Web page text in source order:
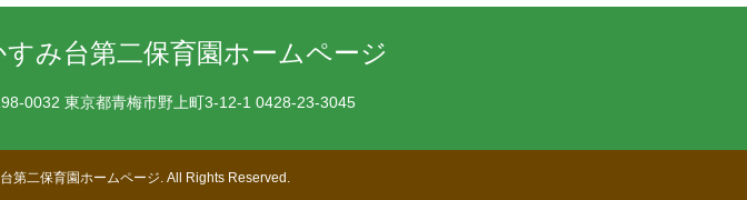
0032 東京都青梅市野上町3-12-1 0428-23-3045
第二保育園ホームページ. All Rights Reserved.